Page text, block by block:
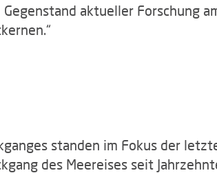
aktueller Forschung
standen im Fokus der
des Meereises seit